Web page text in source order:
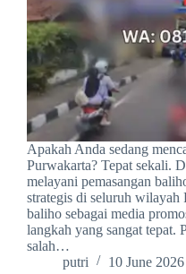
Apakah Anda sedang
Purwakarta? Tepat sekali.
melayani pemasangan
strategis di seluruh
baliho sebagai media
langkah yang sangat tepat.
salah…
putri
10 June 2026